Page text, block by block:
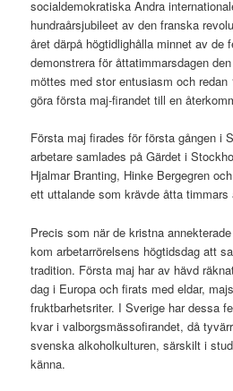
socialdemokratiska Andra
hundraårsjubileet av den franska
året därpå högtidlighålla minnet av de
demonstrera för åttatimmarsdagen
möttes med stor entusiasm och
göra första maj-firandet till en
Första maj firades för första gången i
arbetare samlades på Gärdet i
Hjalmar Branting, Hinke Bergegren
ett uttalande som krävde åtta timmars
Precis som när de kristna
kom arbetarrörelsens högtidsdag att
tradition. Första maj har av hävd
dag i Europa och firats med eldar,
fruktbarhetsriter. I Sverige har dessa
kvar i valborgsmässofirandet, då
svenska alkoholkulturen, särskilt i
känna.